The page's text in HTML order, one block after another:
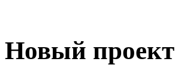
Новый проект